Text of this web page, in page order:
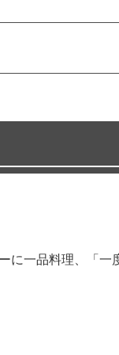
に一品料理、「一